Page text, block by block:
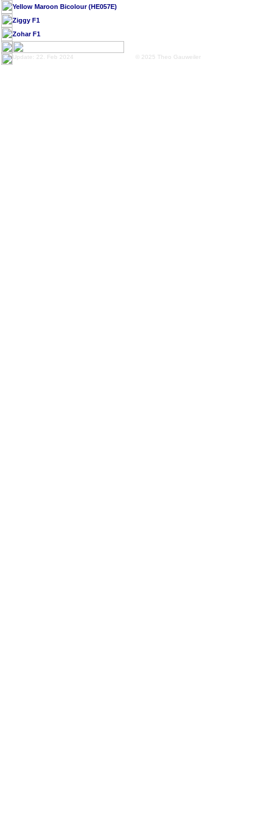
Yellow Maroon Bicolour (HE057E)
Ziggy F1
Zohar F1
Update: 22. Feb 2024 © 2025 Theo Gauweiler